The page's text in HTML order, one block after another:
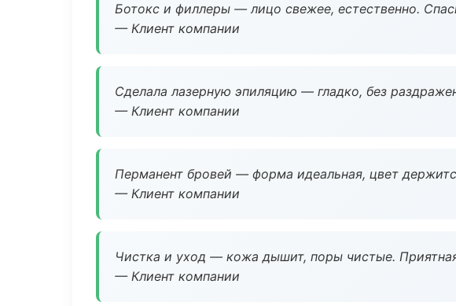
Ботокс и филлеры — лицо свежее, естественно.
— Клиент компании
Сделала лазерную эпиляцию — гладко, без
— Клиент компании
Перманент бровей — форма идеальная, цвет
— Клиент компании
Чистка и уход — кожа дышит, поры чистые.
— Клиент компании